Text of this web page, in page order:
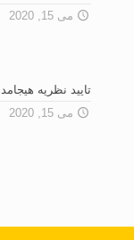
می 15, 2020
تایید نظریه هیجامد
می 15, 2020